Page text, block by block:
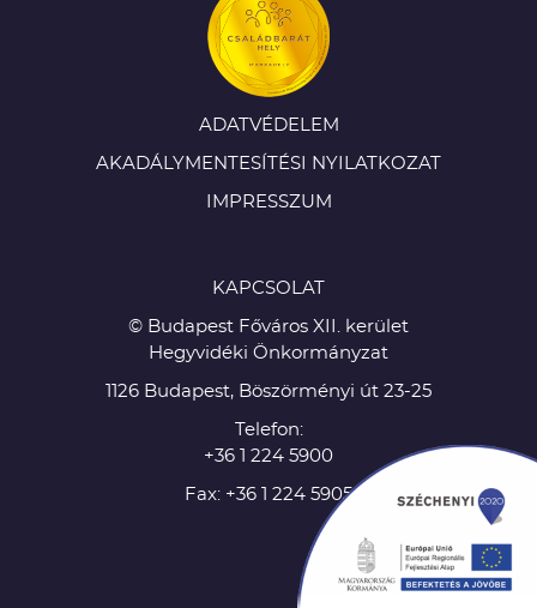
ADATVÉDELEM
AKADÁLYMENTESÍTÉSI NYILATKOZAT
IMPRESSZUM
KAPCSOLAT
© Budapest Főváros XII. kerület
Hegyvidéki Önkormányzat
1126 Budapest, Böszörményi út 23-25
Telefon:
+36 1 224 5900
Fax: +36 1 224 5905